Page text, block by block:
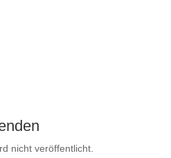
nicht veröffentlicht.